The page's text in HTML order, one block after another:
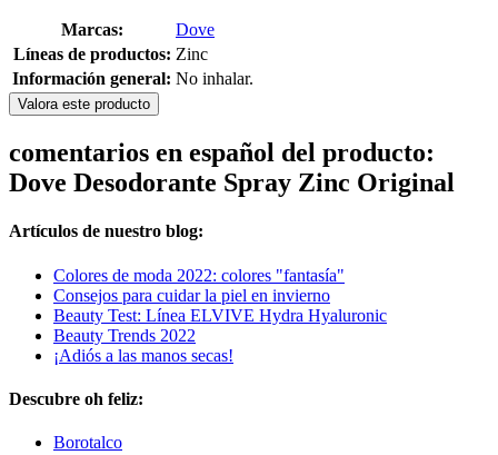
Marcas:
Dove
Líneas de productos: Zinc
Información general: No inhalar.
Valora este producto
comentarios en español del producto:
Dove Desodorante Spray Zinc Original
Artículos de nuestro blog:
Colores de moda 2022: colores "fantasía"
Consejos para cuidar la piel en invierno
Beauty Test: Línea ELVIVE Hydra Hyaluronic
Beauty Trends 2022
¡Adiós a las manos secas!
Descubre oh feliz:
Borotalco